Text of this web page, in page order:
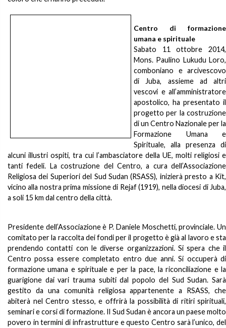
Centro di formazione
umana e spirituale
Sabato 11 ottobre 2014,
Mons. Paulino Lukudu Loro,
comboniano e arcivescovo
di Juba, assieme ad altri
vescovi e all’amministratore
apostolico, ha presentato il
progetto per la costruzione
di un Centro Nazionale per la
Formazione Umana e
Spirituale, alla presenza di
alcuni illustri ospiti, tra cui l’ambasciatore della UE, molti religiosi e
tanti fedeli. La costruzione del Centro, a cura dell’Associazione
Religiosa dei Superiori del Sud Sudan (RSASS), inizierà presto a Kit,
vicino alla nostra prima missione di Rejaf (1919), nella diocesi di Juba,
a soli 15 km dal centro della città.
Presidente dell’Associazione è P. Daniele Moschetti, provinciale. Un
comitato per la raccolta dei fondi per il progetto è già al lavoro e sta
prendendo contatti con le diverse organizzazioni. Si spera che il
Centro possa essere completato entro due anni. Si occuperà di
formazione umana e spirituale e per la pace, la riconciliazione e la
guarigione dai vari trauma subiti dal popolo del Sud Sudan. Sarà
gestito da una comunità religiosa appartenente a RSASS, che
abiterà nel Centro stesso, e offrirà la possibilità di ritiri spirituali,
seminari e corsi di formazione. Il Sud Sudan è ancora un paese molto
povero in termini di infrastrutture e questo Centro sarà l’unico, del